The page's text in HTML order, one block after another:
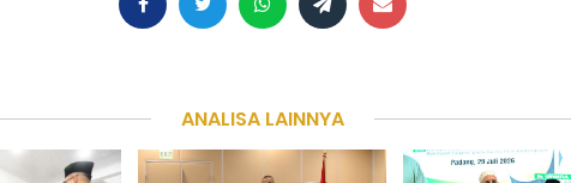
ANALISA LAINNYA